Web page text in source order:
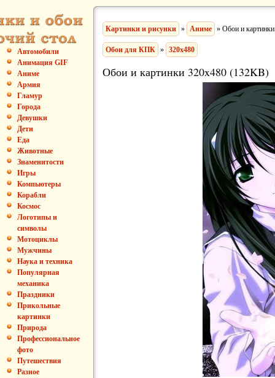
Автомобили
Анимация GIF
Аниме
Армия
Гламур
Города
Девушки
Дети
Еда
Животные
Знаменитости
Игры
Компьютеры
Корабли
Космос
Логотипы и
символы
Мотоциклы
Мужчины
Наука и техника
Популярная
механика
Праздники
Прикольные
картинки
Природа
Профессиональное
фото
Путешествия
Разное
Картинки и рисунки » Аниме » Обои и картинки
Обои для КПК » 320x480
Обои и картинки 320x480 (132KB)